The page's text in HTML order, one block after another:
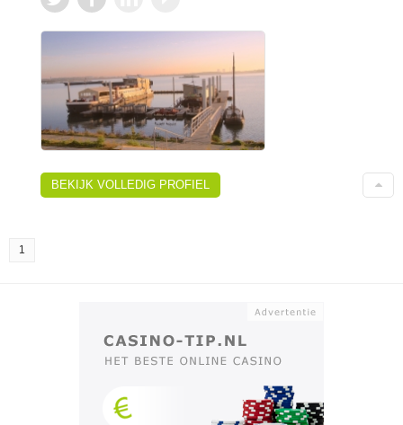
BEKIJK VOLLEDIG PROFIEL
1